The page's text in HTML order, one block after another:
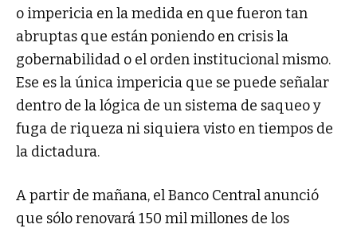
o impericia en la medida en que fueron tan
abruptas que están poniendo en crisis la
gobernabilidad o el orden institucional mismo.
Ese es la única impericia que se puede señalar
dentro de la lógica de un sistema de saqueo y
fuga de riqueza ni siquiera visto en tiempos de
la dictadura.
A partir de mañana, el Banco Central anunció
que sólo renovará 150 mil millones de los